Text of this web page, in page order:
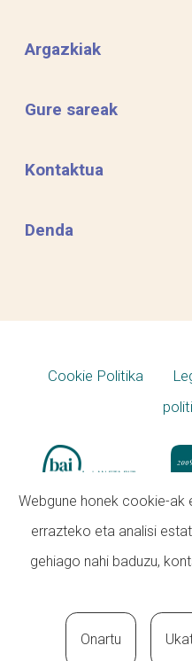
Argazkiak
Gure sareak
Kontaktua
Denda
Cookie Politika
Webgune honek cookie-ak
errazteko eta analisi
gehiago nahi baduzu,
Onartu